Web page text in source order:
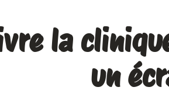
la
un